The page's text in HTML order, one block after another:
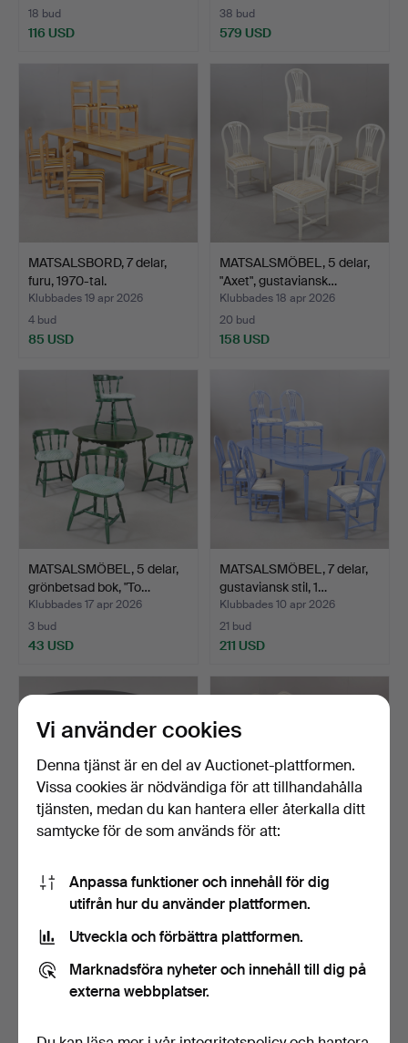
18 bud
116 USD
38 bud
579 USD
MATSALSBORD, 7 delar,
furu, 1970-tal.
Klubbades 19 apr 2026
4 bud
85 USD
MATSALSMÖBEL, 5 delar,
"Axet", gustaviansk…
Klubbades 18 apr 2026
20 bud
158 USD
MATSALSMÖBEL, 5 delar,
grönbetsad bok, "To…
Klubbades 17 apr 2026
3 bud
43 USD
MATSALSMÖBEL, 7 delar,
gustaviansk stil, 1…
Klubbades 10 apr 2026
21 bud
211 USD
BARNSTOL OCH
BARNBORD, 1900/2000-
Klubbades 5 apr 2026
2 bud
MATSALSMÖBEL, 7 delar,
gustaviansk stil, 1…
Klubbades 28 mar 2026
22 bud
Vi använder cookies
Denna tjänst är en del av Auctionet-plattformen.
Vissa cookies är nödvändiga för att tillhandahålla
tjänsten, medan du kan hantera eller återkalla ditt
samtycke för de som används för att:
Anpassa funktioner och innehåll för dig
utifrån hur du använder plattformen.
Utveckla och förbättra plattformen.
Marknadsföra nyheter och innehåll till dig på
externa webbplatser.